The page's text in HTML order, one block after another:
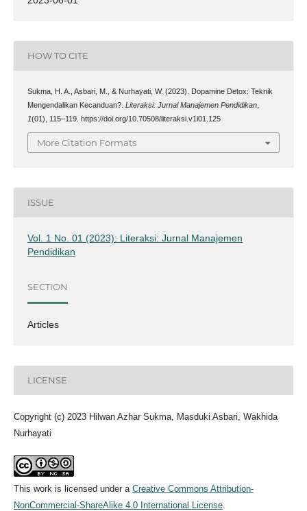
HOW TO CITE
Sukma, H. A., Asbari, M., & Nurhayati, W. (2023). Dopamine Detox: Teknik
Mengendalikan Kecanduan?. Literaksi: Jurnal Manajemen Pendidikan,
1(01), 115–119. https://doi.org/10.70508/literaksi.v1i01.125
More Citation Formats
ISSUE
Vol. 1 No. 01 (2023): Literaksi: Jurnal Manajemen
Pendidikan
SECTION
Articles
LICENSE
Copyright (c) 2023 Hilwan Azhar Sukma, Masduki Asbari, Wakhida
Nurhayati
This work is licensed under a Creative Commons Attribution-
NonCommercial-ShareAlike 4.0 International License.